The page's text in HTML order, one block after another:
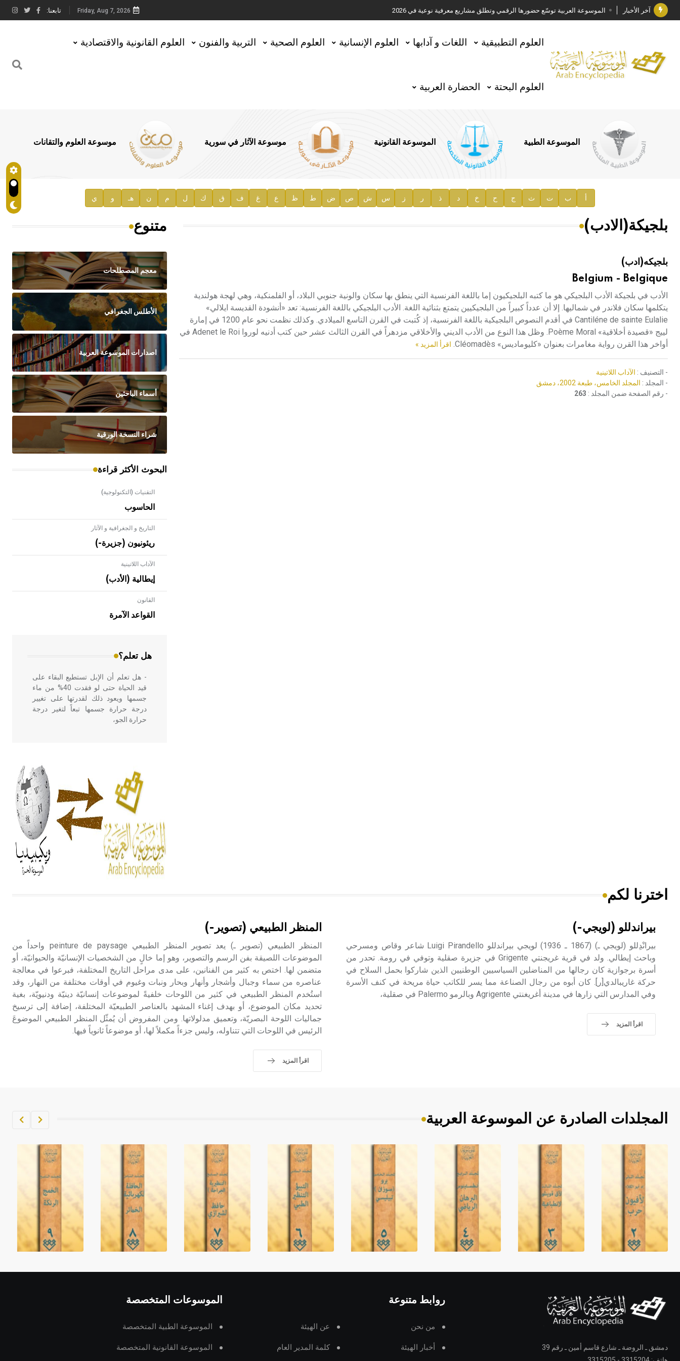
آخر الأخبار الموسوعة العربية توسّع حضورها الرقمي وتطلق مشاريع معرفية نوعية في 2026
جائزة مجمع الملك سلمان العالمي للغة العربية 2025
الأستاذ إياد خالد الطباع مدير عام لهيئة الموسوعة العربية
السيد محمد ياسين صالح وزيرا للثقافة
توصيات مجلس الإدارة
صدور المجلد السابع من موسوعة الآثار في سورية
إعلان..
هيئة الموسوعة العربية تطلق موسوعات جديدة في عام 2026
Friday, Aug 7, 2026 تابعنا:
العلوم التطبيقية اللغات و آدابها العلوم الإنسانية العلوم الصحية التربية والفنون العلوم القانونية والاقتصادية
العلوم البحتة الحضارة العربية
الموسوعة الطبية الموسوعة القانونية موسوعة الآثار في سورية موسوعة العلوم والتقانات
أ ب ت ث ج ح خ د ذ ر ز س ش ص ض ط ظ ع غ ف ق ك ل م ن هـ و ي
بلجيكة(الادب)
بلجيكه(ادب)
Belgium - Belgique
الأدب في بلجيكة الأدب البلجيكي هو ما كتبه البلجيكيون إما باللغة الفرنسية التي ينطق بها سكان والونية جنوبي البلاد، أو الفلمنكية، وهي لهجة هولندية
يتكلمها سكان فلاندر في شماليها. إلا أن عدداً كبيراً من البلجيكيين يتمتع بثنائية اللغة. الأدب البلجيكي باللغة الفرنسية: تعد «أنشودة القديسة ايلالي»
Cantiléne de sainte Eulalie في أقدم النصوص البلجيكية باللغة الفرنسية، إذ كُتبت في القرن التاسع الميلادي. وكذلك نظمت نحو عام 1200 في إمارة
لييج «قصيدة أخلاقية» Poème Moral. وظل هذا النوع من الأدب الديني والأخلاقي مزدهراً في القرن الثالث عشر حين كتب أدنيه لوروا Adenet le Roi في
أواخر هذا القرن رواية مغامرات بعنوان «كليوماديس» Cléomadès.
اقرأ المزيد »
- التصنيف : الآداب اللاتينية
- المجلد : المجلد الخامس، طبعة 2002، دمشق
- رقم الصفحة ضمن المجلد : 263
متنوع
معجم المصطلحات
الأطلس الجغرافي
اصدارات الموسوعة العربية
أسماء الباحثين
شراء النسخة الورقية
البحوث الأكثر قراءة
التقنيات (التكنولوجية)
الحاسوب
التاريخ و الجغرافية و الآثار
ريئونيون (جزيرة-)
الآداب اللاتينية
إيطالية (الأدب)
القانون
القواعد الآمرة
هل تعلم؟
- هل تعلم أن الأبلق نوع من الفنون
الهندسية التي ارتبطت بالعمارة الإسلامية
في بلاد الشام ومصر خاصة، حيث يحرص
- هل تعلم أن الإبل تستطيع البقاء على
قيد الحياة حتى لو فقدت 40% من ماء
جسمها ويعود ذلك لقدرتها على تغيير
درجة حرارة جسمها تبعاً لتغير درجة
حرارة الجو،
أربعة مؤلفات هي: الحكم، الأدلة، تنظيم
التغذية، ورسالته في جروح الرأس.
ويعود له الفضل بأنه حرر الطب من
الدين والفلسفة.
- هل تعلم أن المرجان إفراز حيواني
يتكون في البحر ويتركب من مادة
كربونات الكلسيوم، وهو أحمر أو شديد
الحمرة وهو أجود أنواعه، ويمتاز بكبر
الحجم ويسمى الش
الإنكليزية أب
- هل تعلم أن أبجر Abgar اسم معروف
جيداً يعود إلى عدد من الملوك الذين
حكموا مدينة إديسا (الرها) من أبجر الأول
وحتى التاسع، وهم ينتسبون إلى أسرة
أوسروين
اخترنا لكم
بيراندللو (لويجي-)
بيرانْدِللو (لويجي ـ) (1867 ـ 1936) لويجي بيراندللو Luigi Pirandello شاعر وقاص ومسرحي
وباحث إيطالي. ولد في قرية غريجنتي Grigente في جزيرة صقلية وتوفي في رومة. تحدر من
أسرة برجوازية كان رجالها من المناضلين السياسيين الوطنيين الذين شاركوا بحمل السلاح في
حركة غاريبالدي[ر]. كان أبوه من رجال الصناعة مما يسر للكاتب حياة مريحة في كنف الأسرة
وفي المدارس التي زارها في مدينة أغريغنتي Agrigente وبالرمو Palermo في صقلية،
اقرأ المزيد
المنظر الطبيعي (تصوير-)
المنظر الطبيعي (تصوير ـ) يعد تصوير المنظر الطبيعي peinture de paysage واحداً من
الموضوعات اللصيقة بفن الرسم والتصوير، وهو إما خالٍ من الشخصيات الإنسانيّة والحيوانيّة، أو
متضمن لها. اختص به كثير من الفنانين، على مدى مراحل التاريخ المختلفة، فبرعوا في معالجة
عناصره من سماء وجبال وأشجار وأنهار وبحار ونبات وغيوم في أوقات مختلفة من النهار، وقد
استُخدم المنظر الطبيعي في كثير من اللوحات خلفيةً لموضوعات إنسانيّة دينيّة ودنيويّة، بغية
تحديد مكان الموضوع، أو بهدف إغناء المشهد بالعناصر الطبيعيّة المختلفة، إضافة إلى ترسيخ
جماليات اللوحة البصريّة، وتعميق مدلولاتها. ومن المفروض أن يُمثّل المنظر الطبيعي الموضوعَ
الرئيس في اللوحات التي تتناوله، وليس جزءاً مكملاً لها، أو موضوعاً ثانوياً فيها.
اقرأ المزيد
المجلدات الصادرة عن الموسوعة العربية
دمشق ـ الروضة ـ شارع قاسم أمين ـ رقم 39
روابط متنوعة
من نحن عن الهيئة
أخبار الهيئة كلمة المدير العام
الموسوعات المتخصصة
الموسوعة الطبية المتخصصة
الموسوعة القانونية المتخصصة